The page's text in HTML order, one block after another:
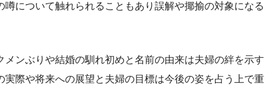
について触れられることもあり誤解や揶揄の対象になる
メンぶりや結婚の馴れ初めと名前の由来は夫婦の絆を示す
際や将来への展望と夫婦の目標は今後の姿を占う上で重